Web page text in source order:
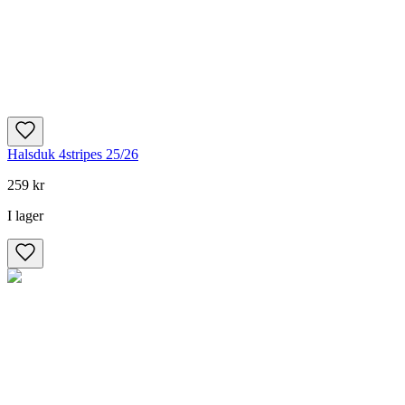
Halsduk 4stripes 25/26
259 kr
I lager